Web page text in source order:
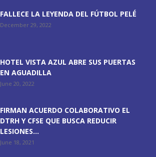
FALLECE LA LEYENDA DEL FÚTBOL PELÉ
December 29, 2022
HOTEL VISTA AZUL ABRE SUS PUERTAS
EN AGUADILLA
June 20, 2022
FIRMAN ACUERDO COLABORATIVO EL
DTRH Y CFSE QUE BUSCA REDUCIR
LESIONES...
June 18, 2021